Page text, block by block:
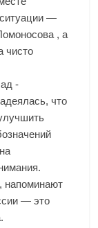
—
, а
чисто
-
что
напоминают
— это